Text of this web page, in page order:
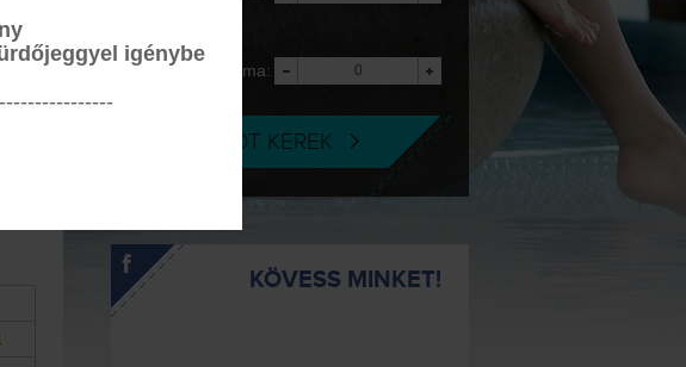
Gyerekek száma:
AJÁNLATOT KÉREK
KÖVESS MINKET!
igénybe